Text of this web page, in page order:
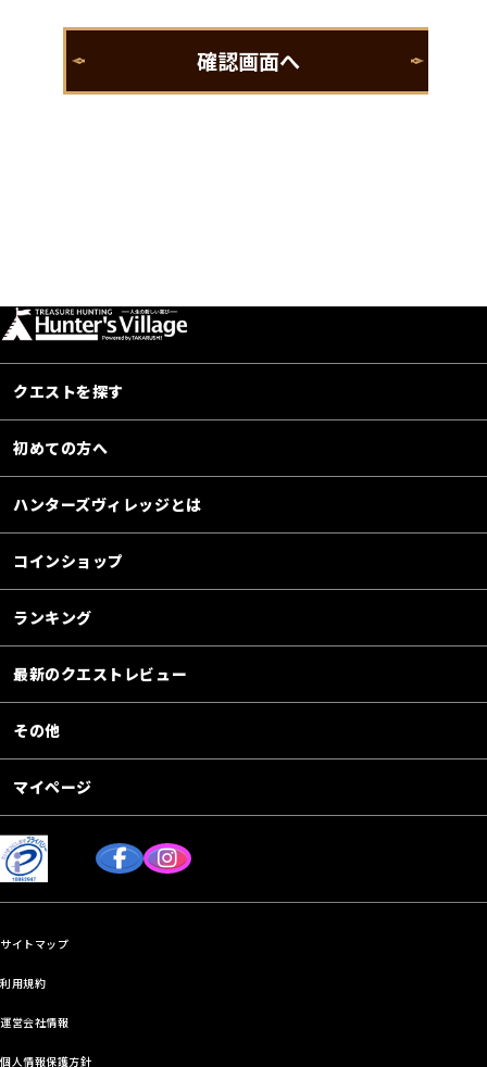
クエストを探す
初めての方へ
ハンターズヴィレッジとは
コインショップ
ランキング
最新のクエストレビュー
その他
マイページ
サイトマップ
利用規約
運営会社情報
個人情報保護方針